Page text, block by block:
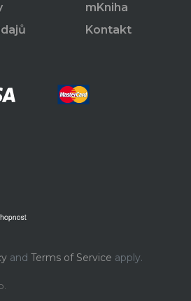
mKniha
Kontakt
and Terms of Service apply.